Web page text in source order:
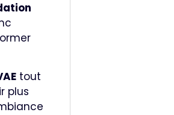
tout
plus